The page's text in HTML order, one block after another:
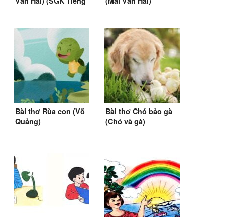
Bài thơ Rùa con (Võ
Quảng)
Bài thơ Chó bảo gà
(Chó và gà)